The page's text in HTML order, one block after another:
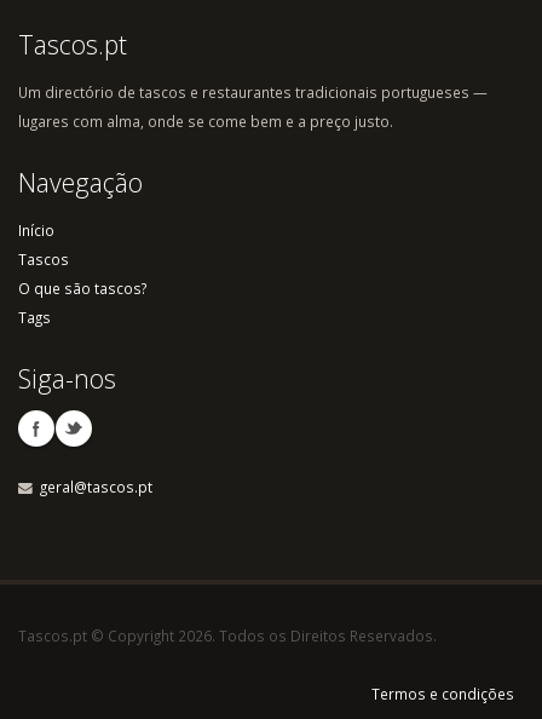
Tascos.pt
Um directório de tascos e restaurantes tradicionais portugueses —
lugares com alma, onde se come bem e a preço justo.
Navegação
Início
Tascos
O que são tascos?
Tags
Siga-nos
geral@tascos.pt
Tascos.pt © Copyright 2026. Todos os Direitos Reservados.
Termos e condições